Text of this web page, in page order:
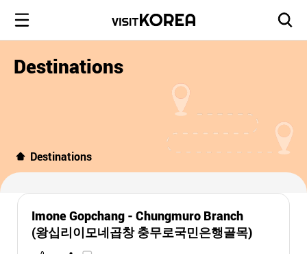
Destinations
Destinations
Imone Gopchang - Chungmuro Branch
(왕십리이모네곱창 충무로국민은행골목)